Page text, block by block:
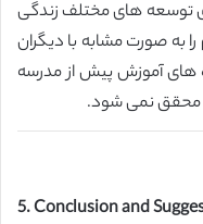
توسعه های مختلف زندگی
به صورت مشابه با دیگران
های آموزش پیش از مدرسه
محقق نمی شود.
5. Conclusion and